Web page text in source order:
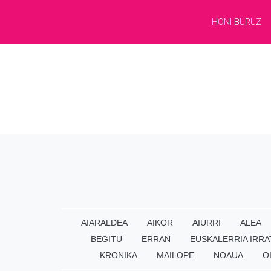
HONI BURUZ
AIARALDEA AIKOR AIURRI ALEA
BEGITU
ERRAN EUSKALERRIA
KRONIKA
MAILOPE NOAUA